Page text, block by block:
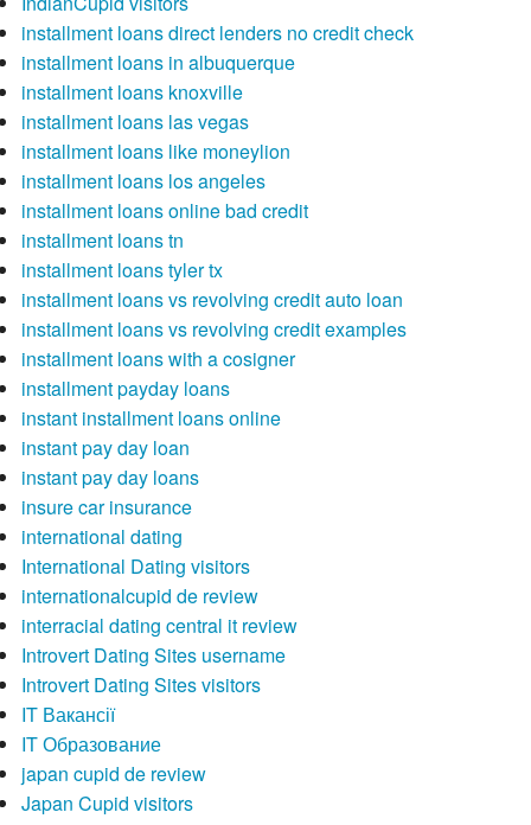
installment loans direct lenders no credit check
installment loans in albuquerque
installment loans knoxville
installment loans las vegas
installment loans like moneylion
installment loans los angeles
installment loans online bad credit
installment loans tn
installment loans tyler tx
installment loans vs revolving credit auto loan
installment loans vs revolving credit examples
installment loans with a cosigner
installment payday loans
instant installment loans online
instant pay day loan
instant pay day loans
insure car insurance
international dating
International Dating visitors
internationalcupid de review
interracial dating central it review
Introvert Dating Sites username
Introvert Dating Sites visitors
IT Вакансії
IT Образование
japan cupid de review
Japan Cupid visitors